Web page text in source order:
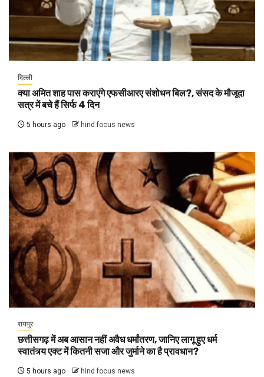
दिल्ली
क्या अमित शाह पास कराएंगे एफसीआरए संशोधन बिल?, संसद के मौजूदा
सत्र में बचे हैं सिर्फ 4 दिन
5 hours ago hind focus news
रायपुर
छत्तीसगढ़ में अब आसान नहीं अवैध धर्मांतरण, जानिए लागू हुए धर्म
स्वातंत्र्य एक्ट में कितनी सजा और जुर्माने का है प्रावधान?
5 hours ago hind focus news